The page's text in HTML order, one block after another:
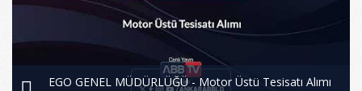
EGO GENEL MÜDÜRLÜĞÜ - Motor Üstü Tesisatı Alımı